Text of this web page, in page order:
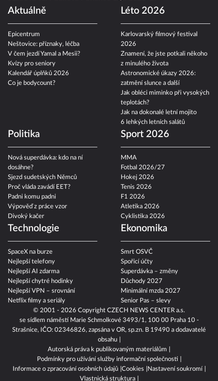
© 2001 - 2026 Copyright CZECH NEWS CENTER a.s.
se sídlem náměstí Marie Schmolkové 3493/1, 100 00 Praha 10 -
Strašnice, IČO: 02346826, zapsána v OR, sp.zn. B 19490 a dodavatelé
obsahu
Autorská práva k publikovaným materiálům
Podmínky pro užívání služby informační společnosti
Informace o zpracování osobních údajů Cookies
Nastavení soukromí
Vlastnická struktura
Aktuálně
Epicentrum
Neštovice: příznaky, léčba
V čem jezdí Yamal a Mesii?
Kvízy pro seniory
Kalendář úplňků 2026
Co je bodycount?
Léto 2026
Karlovarský filmový festival
2026
Znamení, že jste potkali někoho
z minulého života
Astronomické úkazy 2026:
zatmění slunce a další
Jak obléci miminko při vysokých
teplotách?
Jak na dokonalé letní mojito
6 lehkých letních salátů
Politika
Nová superdávka: kdo na ní
dosáhne?
Sjezd sudetských Němců
Proč vláda zavádí EET?
Padni komu padni
Výpověď z práce vzor
Divoký kačer
Sport 2026
MMA
Fotbal 2026/27
Hokej 2026
Tenis 2026
F1 2026
Atletika 2026
Cyklistika 2026
Technologie
SpaceX na burze
Nejlepší telefony
Nejlepší AI zdarma
Nejlepší chytré hodinky
Nejlepší VPN – srovnání
Netflix filmy a seriály
Ekonomika
Smrt OSVČ
Spořicí účty
Superdávka – změny
Důchody 2027
Minimální mzda 2027
Senior Pas – slevy